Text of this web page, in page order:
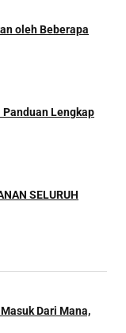
oleh Beberapa
Lengkap
SELURUH
Dari Mana,